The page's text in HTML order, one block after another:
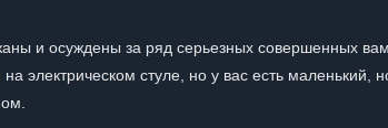
и осуждены за ряд серьезных совершенных
электрическом стуле, но у вас есть маленький,